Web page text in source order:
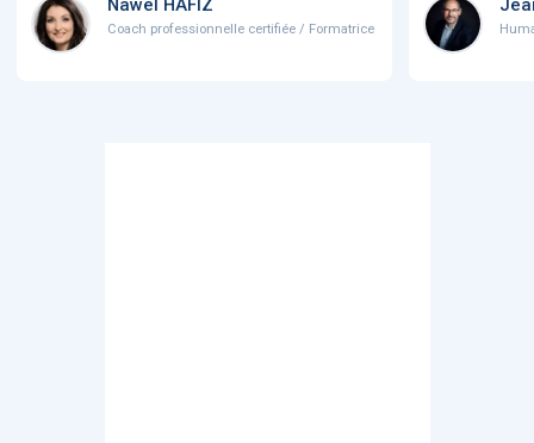
Nawel HAFIZ
Coach professionnelle certifiée / Formatrice